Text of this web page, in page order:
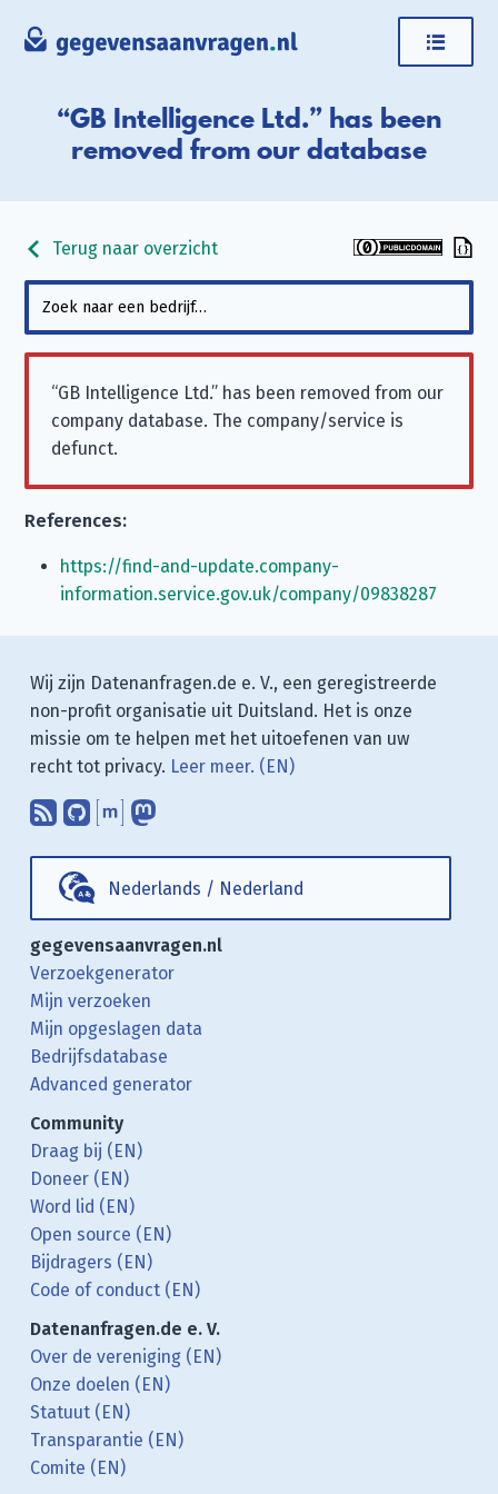
“GB Intelligence Ltd.” has been
removed from our database
Terug naar overzicht
“GB Intelligence Ltd.” has been removed from our
company database. The company/service is
defunct.
References:
https://find-and-update.company-
information.service.gov.uk/company/09838287
Wij zijn Datenanfragen.de e. V., een geregistreerde
non-profit organisatie uit Duitsland. Het is onze
missie om te helpen met het uitoefenen van uw
recht tot privacy. Leer meer. (EN)
Abonneer op onze blogposts met
Vind ons op GitHub.
Praat met ons via Matrix.
Nederlands / Nederland
gegevensaanvragen.nl
Verzoekgenerator
Mijn verzoeken
Mijn opgeslagen data
Bedrijfsdatabase
Advanced generator
Community
Draag bij (EN)
Doneer (EN)
Word lid (EN)
Open source (EN)
Bijdragers (EN)
Code of conduct (EN)
Datenanfragen.de e. V.
Over de vereniging (EN)
Onze doelen (EN)
Statuut (EN)
Transparantie (EN)
Comite (EN)